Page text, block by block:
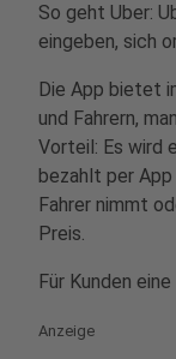
So geht Uber:
eingeben, sich
Die App bietet
und Fahrern,
Vorteil: Es wird
bezahlt per
Fahrer nimmt
Preis.
Für Kunden
Anzeige